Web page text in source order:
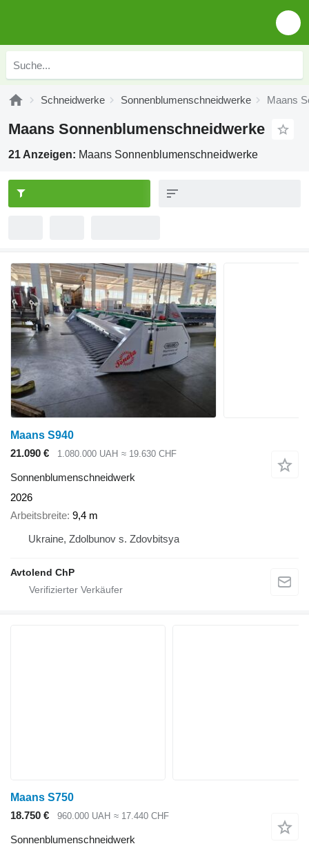
Schneidwerke Sonnenblumenschneidwerke Maans
Maans Sonnenblumenschneidwerke
21 Anzeigen: Maans Sonnenblumenschneidwerke
Maans S940
21.090 €
1.080.000 UAH ≈ 19.630 CHF
Sonnenblumenschneidwerk
2026
Arbeitsbreite 9,4 m
Ukraine, Zdolbunov s. Zdovbitsya
Avtolend ChP
Maans S750
18.750 €
960.000 UAH ≈ 17.440 CHF
Sonnenblumenschneidwerk